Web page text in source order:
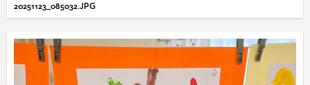
20251123_085032.JPG